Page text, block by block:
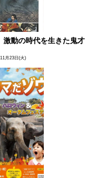
動の時代を生きた鬼才
月23日(火)